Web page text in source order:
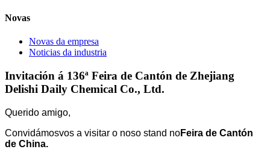
Novas
Novas da empresa
Noticias da industria
Invitación á 136ª Feira de Cantón de Zhejiang
Delishi Daily Chemical Co., Ltd.
Querido amigo,
Convidámosvos a visitar o noso stand noFeira de Cantón
de China.